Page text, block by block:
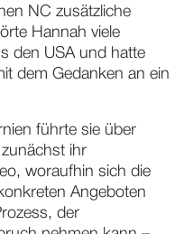
NC zusätzliche
Hannah viele
den USA und hatte
dem Gedanken an ein
führte sie über
ihr
woraufhin sich die
Angeboten
der